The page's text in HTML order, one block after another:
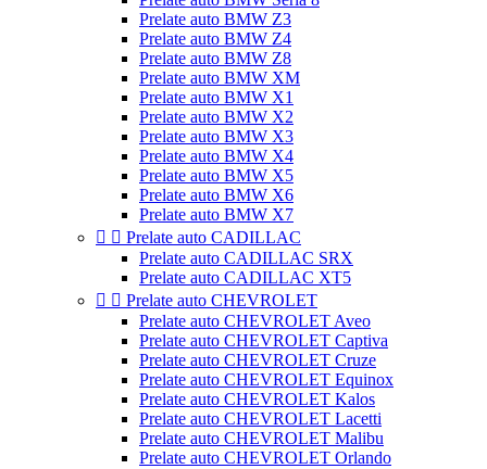
Prelate auto BMW Z3
Prelate auto BMW Z4
Prelate auto BMW Z8
Prelate auto BMW XM
Prelate auto BMW X1
Prelate auto BMW X2
Prelate auto BMW X3
Prelate auto BMW X4
Prelate auto BMW X5
Prelate auto BMW X6
Prelate auto BMW X7
  Prelate auto CADILLAC
Prelate auto CADILLAC SRX
Prelate auto CADILLAC XT5
  Prelate auto CHEVROLET
Prelate auto CHEVROLET Aveo
Prelate auto CHEVROLET Captiva
Prelate auto CHEVROLET Cruze
Prelate auto CHEVROLET Equinox
Prelate auto CHEVROLET Kalos
Prelate auto CHEVROLET Lacetti
Prelate auto CHEVROLET Malibu
Prelate auto CHEVROLET Orlando